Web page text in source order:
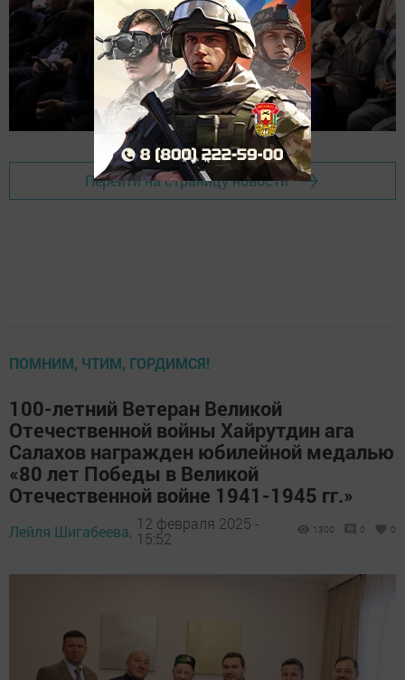
Перейти на страницу новости
ПОМНИМ, ЧТИМ, ГОРДИМСЯ!
100-летний Ветеран Великой
Отечественной войны Хайрутдин ага
Салахов награжден юбилейной медалью
«80 лет Победы в Великой
Отечественной войне 1941-1945 гг.»
Лейля Шигабеева, 12 февраля 2025 -
15:52
1300 0 0